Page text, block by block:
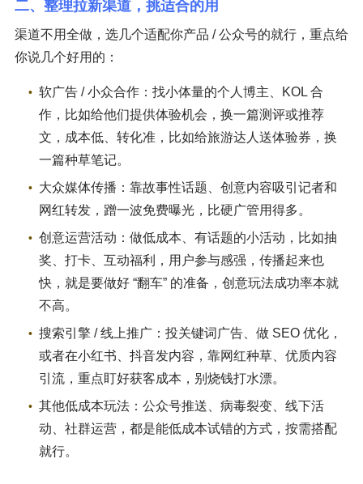
二、整理拉新渠道，挑适合的用
渠道不用全做，选几个适配你产品 / 公众号的就行，重点给
你说几个好用的：
软广告 / 小众合作：找小体量的个人博主、KOL 合
作，比如给他们提供体验机会，换一篇测评或推荐
文，成本低、转化准，比如给旅游达人送体验券，换
一篇种草笔记。
大众媒体传播：靠故事性话题、创意内容吸引记者和
网红转发，蹭一波免费曝光，比硬广管用得多。
创意运营活动：做低成本、有话题的小活动，比如抽
奖、打卡、互动福利，用户参与感强，传播起来也
快，就是要做好 “翻车” 的准备，创意玩法成功率本就
不高。
搜索引擎 / 线上推广：投关键词广告、做 SEO 优化，
或者在小红书、抖音发内容，靠网红种草、优质内容
引流，重点盯好获客成本，别烧钱打水漂。
其他低成本玩法：公众号推送、病毒裂变、线下活
动、社群运营，都是能低成本试错的方式，按需搭配
就行。